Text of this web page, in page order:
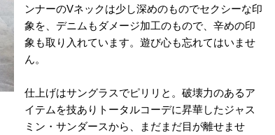
ンナーのVネックは少し深めのものでセクシーな印
象を、デニムもダメージ加工のもので、辛めの印
象も取り入れています。遊び心も忘れてはいませ
ん。
仕上げはサングラスでピリリと。破壊力のあるア
イテムを技ありトータルコーデに昇華したジャス
ミン・サンダースから、まだまだ目が離せませ